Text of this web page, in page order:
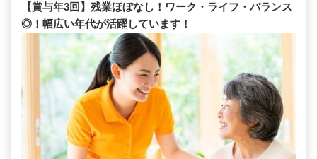
【賞与年3回】残業ほぼなし！ワーク・ライフ・バランス
◎！幅広い年代が活躍しています！